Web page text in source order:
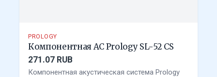
PROLOGY
Компонентная АС Prology SL-52 CS
271.07 RUB
Компонентная акустическая система Prology